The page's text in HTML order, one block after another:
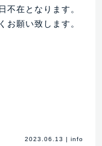
不在となります。
お願い致します。
2023.06.13 | info